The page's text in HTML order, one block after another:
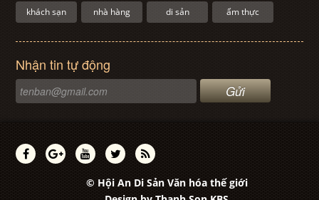
khách sạn nhà hàng di sản ẩm thực
Nhận tin tự động
© Hội An Di Sản Văn hóa thế giới